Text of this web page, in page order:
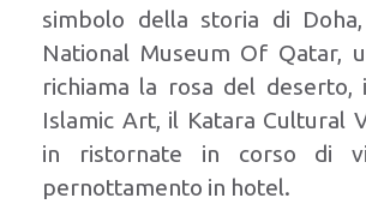
simbolo della storia di
National Museum Of Qatar,
richiama la rosa del deserto,
Islamic Art, il Katara Cultural
in ristornate in corso di
pernottamento in hotel.